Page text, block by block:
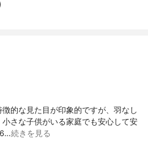
的な見た目が印象的ですが、羽なし
さな子供がいる家庭でも安心して安
続きを見る